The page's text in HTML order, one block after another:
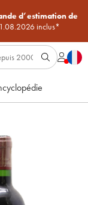
d’estimation de
inclus*